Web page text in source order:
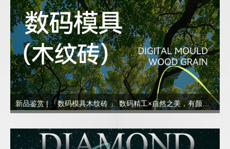
新品鉴赏 | 「数码模具木纹砖 」 数码精工×自然之美，有颜更有料